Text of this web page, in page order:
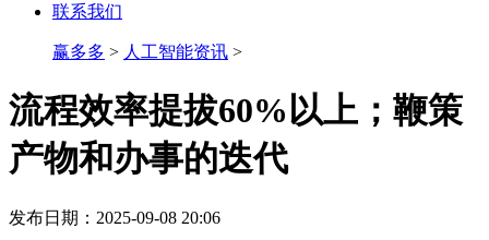
联系我们
赢多多 > 人工智能资讯 >
流程效率提拔60%以上；鞭策
产物和办事的迭代
发布日期：2025-09-08 20:06